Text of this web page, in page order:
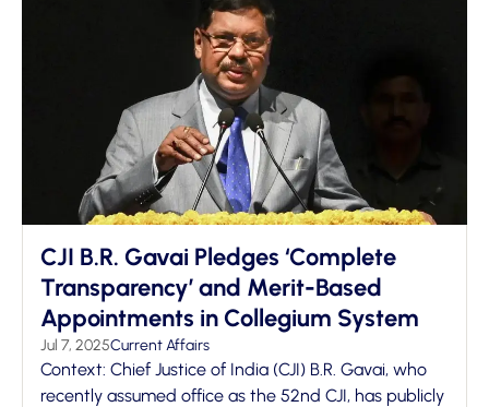
CJI B.R. Gavai Pledges ‘Complete
Transparency’ and Merit-Based
Appointments in Collegium System
Jul 7, 2025Current Affairs
Context: Chief Justice of India (CJI) B.R. Gavai, who
recently assumed office as the 52nd CJI, has publicly